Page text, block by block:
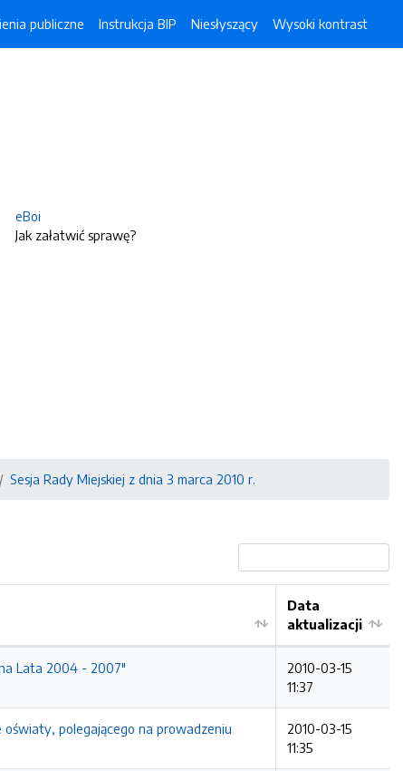
publiczne Instrukcja BIP Niesłyszący Wysoki kontrast
eBoi
Jak załatwić sprawę?
Sesja Rady Miejskiej z dnia 3 marca 2010 r.
Data
aktualizacji
Lata 2004 - 2007"
2010-03-15
11:37
polegającego na prowadzeniu
2010-03-15
11:35